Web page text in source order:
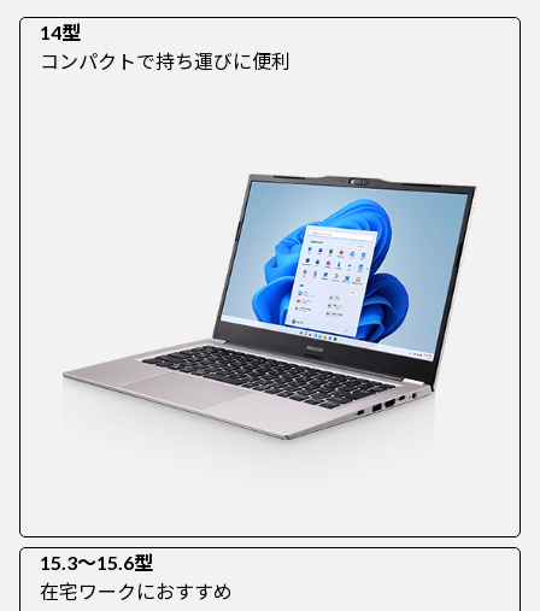
14型
コンパクトで持ち運びに便利
15.3～15.6型
在宅ワークにおすすめ